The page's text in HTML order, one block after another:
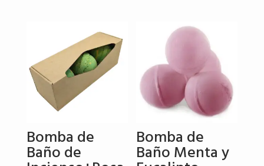
6,50 €.5,50 €.
Bomba de
Baño de
Bomba de
Baño Menta y